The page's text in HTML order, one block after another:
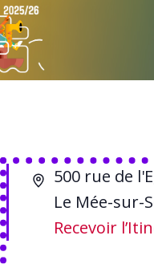
Adresse
500 rue de
Le Mée-sur-
Recevoir